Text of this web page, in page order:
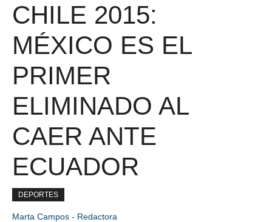
CHILE 2015:
MÉXICO ES EL
PRIMER
ELIMINADO AL
CAER ANTE
ECUADOR
DEPORTES
Marta Campos - Redactora